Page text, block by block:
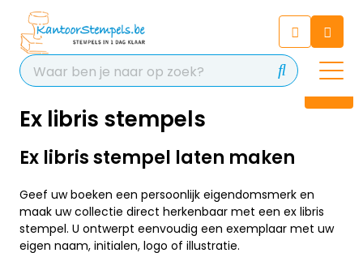
Chat 24/7 met onze chatbot
voor hulp
Contact
Ex libris stempels
Ex libris stempel laten maken
Geef uw boeken een persoonlijk eigendomsmerk en
maak uw collectie direct herkenbaar met een ex libris
stempel. U ontwerpt eenvoudig een exemplaar met uw
eigen naam, initialen, logo of illustratie.